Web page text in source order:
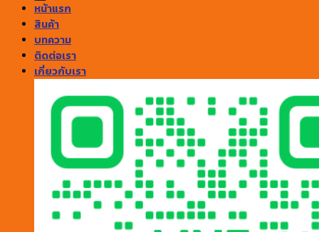
หน้าแรก
สินค้า
บทความ
ติดต่อเรา
เกี่ยวกับเรา